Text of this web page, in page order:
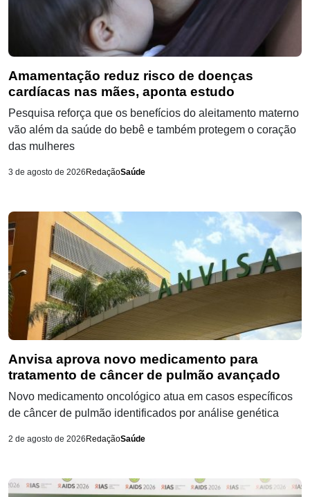
Amamentação reduz risco de doenças
cardíacas nas mães, aponta estudo
Pesquisa reforça que os benefícios do aleitamento materno
vão além da saúde do bebê e também protegem o coração
das mulheres
3 de agosto de 2026 RedaçãoSaúde
Anvisa aprova novo medicamento para
tratamento de câncer de pulmão avançado
Novo medicamento oncológico atua em casos específicos
de câncer de pulmão identificados por análise genética
2 de agosto de 2026 RedaçãoSaúde